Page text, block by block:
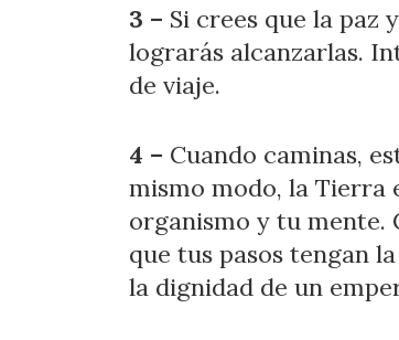
3 – Si crees que la paz
lograrás alcanzarlas.
de viaje.
4 – Cuando caminas,
mismo modo, la
organismo y tu mente.
que tus pasos tengan
la dignidad de un